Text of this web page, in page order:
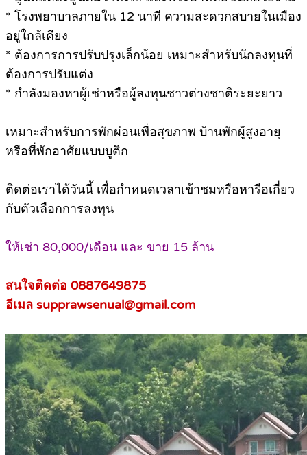
* โรงพยาบาลภายใน 12 นาที ความสะดวกสบายในเมือง
อยู่ใกล้เคียง
* ต้องการการปรับปรุงเล็กน้อย เหมาะสำหรับนักลงทุนที่
ต้องการปรับแต่ง
* กำลังมองหาผู้เช่าหรือผู้ลงทุนชาวต่างชาติระยะยาว
เหมาะสำหรับการพักผ่อนเพื่อสุขภาพ บ้านพักผู้สูงอายุ
หรือที่พักอาศัยแบบบูติก
ติดต่อเราได้วันนี้ เพื่อกำหนดเวลาเข้าชมหรือหารือเกี่ยว
กับตัวเลือกการลงทุน
ให้เช่า 80,000/เดือน และ ขาย 15 ล้าน
สนใจติดต่อ 0887649875
อีเมล supprawsenual@gmail.com